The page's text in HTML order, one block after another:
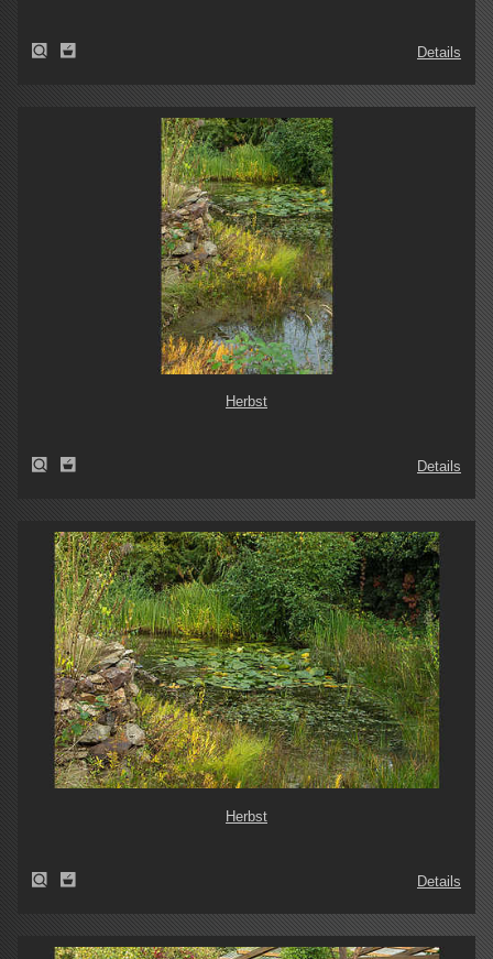
Details
Herbst
Details
Herbst
Details